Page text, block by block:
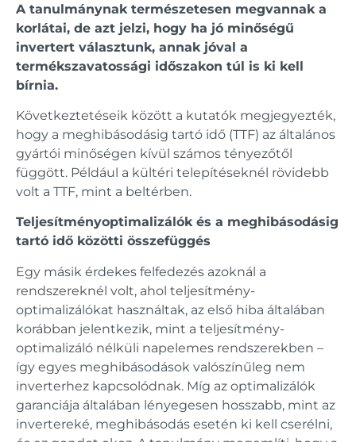
A tanulmánynak természetesen megvannak a
korlátai, de azt jelzi, hogy ha jó minőségű
invertert választunk, annak jóval a
termékszavatossági időszakon túl is ki kell
bírnia.
Következtetéseik között a kutatók megjegyezték,
hogy a meghibásodásig tartó idő (TTF) az általános
gyártói minőségen kívül számos tényezőtől
függött. Például a kültéri telepítéseknél rövidebb
volt a TTF, mint a beltérben.
Teljesítményoptimalizálók és a meghibásodásig
tartó idő közötti összefüggés
Egy másik érdekes felfedezés azoknál a
rendszereknél volt, ahol teljesítmény-
optimalizálókat használtak, az első hiba általában
korábban jelentkezik, mint a teljesítmény-
optimalizáló nélküli napelemes rendszerekben –
így egyes meghibásodások valószínűleg nem
inverterhez kapcsolódnak. Míg az optimalizálók
garanciája általában lényegesen hosszabb, mint az
invertereké, meghibásodás esetén ki kell cserélni,